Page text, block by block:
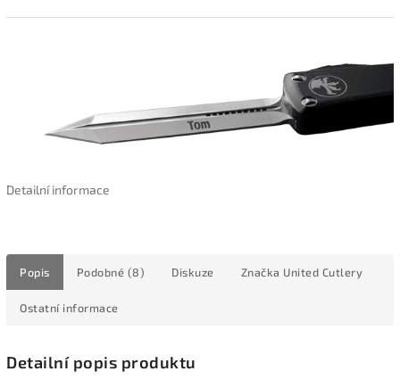
Detailní informace
Popis Podobné (8) Diskuze Značka United Cutlery
Ostatní informace
Detailní popis produktu